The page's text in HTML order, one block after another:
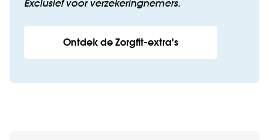
Exclusief voor verzekeringnemers.
Ontdek de Zorgfit-extra's